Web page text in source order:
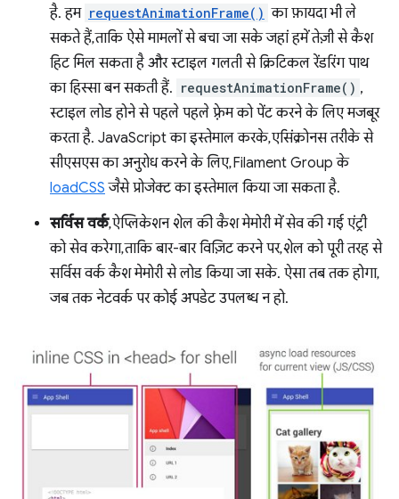
है. हम requestAnimationFrame() का फ़ायदा भी ले
सकते हैं, ताकि ऐसे मामलों से बचा जा सके जहां हमें तेज़ी से कैश
हिट मिल सकता है और स्टाइल गलती से क्रिटिकल रेंडरिंग पाथ
का हिस्सा बन सकती हैं. requestAnimationFrame() ,
स्टाइल लोड होने से पहले पहले फ़्रेम को पेंट करने के लिए मजबूर
करता है. JavaScript का इस्तेमाल करके, एसिंक्रोनस तरीके से
सीएसएस का अनुरोध करने के लिए, Filament Group के
loadCSS जैसे प्रोजेक्ट का इस्तेमाल किया जा सकता है.
सर्विस वर्क, ऐप्लिकेशन शेल की कैश मेमोरी में सेव की गई एंट्री
को सेव करेगा, ताकि बार-बार विज़िट करने पर, शेल को पूरी तरह से
सर्विस वर्क कैश मेमोरी से लोड किया जा सके. ऐसा तब तक होगा,
जब तक नेटवर्क पर कोई अपडेट उपलब्ध न हो.